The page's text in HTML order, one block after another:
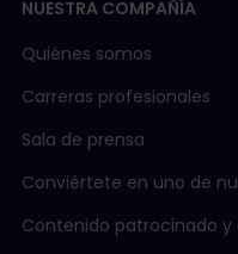
NUESTRA COMPAÑÍA
Quiénes somos
Carreras profesionales
Sala de prensa
Conviértete en uno de
Contenido patrocinado y